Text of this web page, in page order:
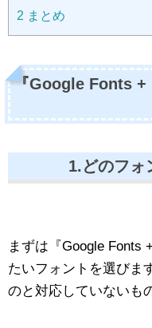
2 まとめ
『Google Fonts +
1.どのフォ
まずは『Google Fonts
たいフォントを選びま
のと対応していないも